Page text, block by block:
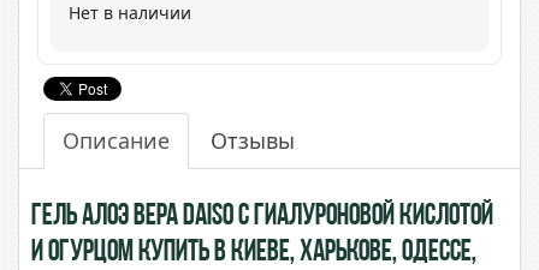
Нет в наличии
Описание Отзывы
Гель Алоэ Вера Daiso с Гиалуроновой Кислотой
и Огурцом купить в Киеве, Харькове, Одессе,